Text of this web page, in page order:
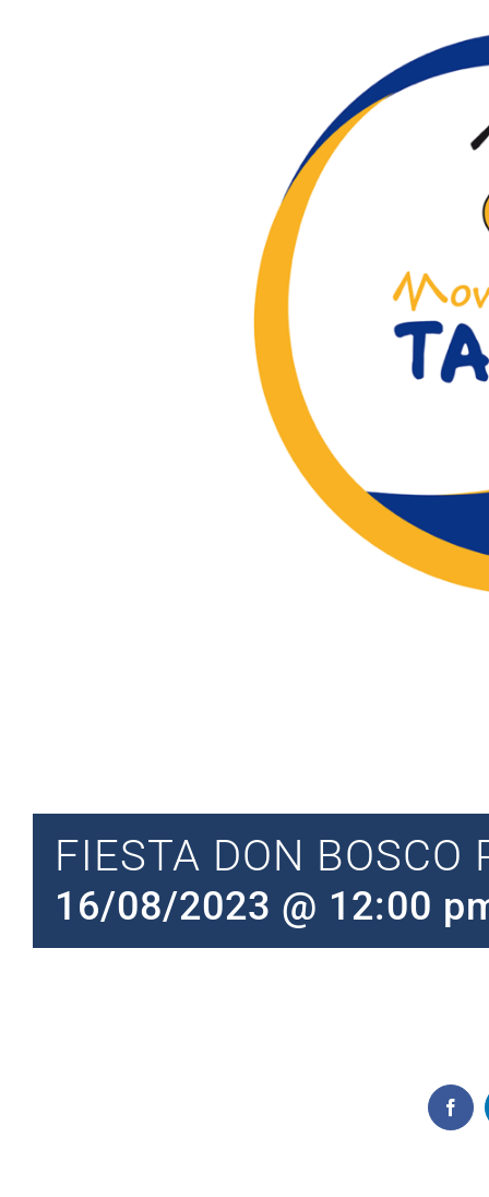
FIESTA DON BOSCO
16/08/2023 @ 12:00